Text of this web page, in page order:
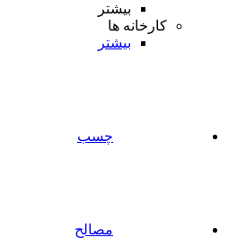
بیشتر
کارخانه ها
بیشتر
چسب
مصالح